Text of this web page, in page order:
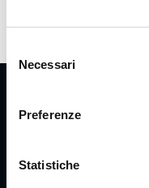
e
Necessari
Preferenze
Statistiche